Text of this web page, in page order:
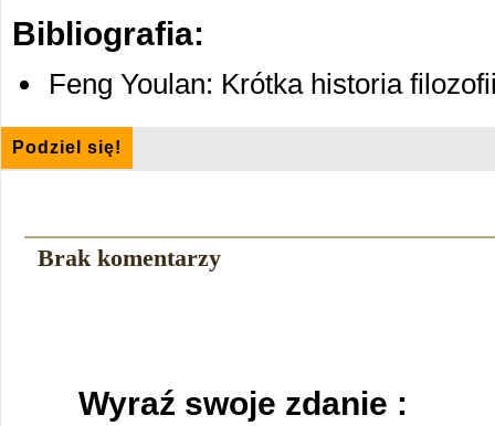
Bibliografia:
Feng Youlan: Krótka historia
Podziel się!
Brak komentarzy
Wyraź swoje zdanie :